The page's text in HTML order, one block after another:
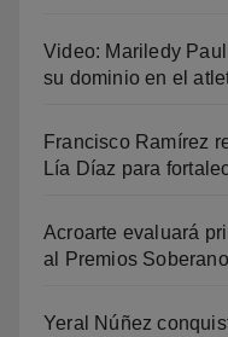
Video: Mariledy
su dominio en el
Francisco Ramírez
Lía Díaz para
Acroarte evaluará
al Premios
Yeral Núñez